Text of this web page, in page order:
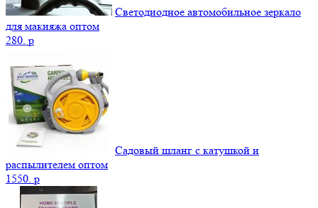
Светодиодное автомобильное зеркало
для макияжа оптом
280. p
Садовый шланг с катушкой и
распылителем оптом
1550. p